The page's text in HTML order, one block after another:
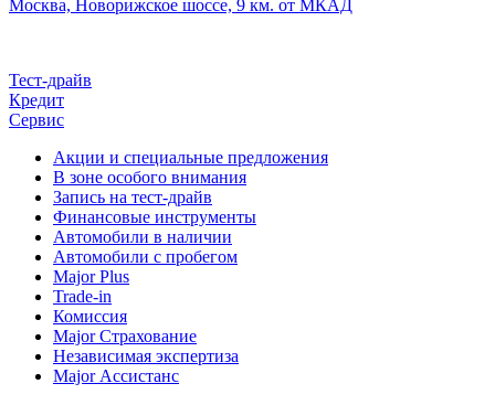
Москва, Новорижское шоссе, 9 км. от МКАД
Тест-драйв
Кредит
Сервис
Акции и специальные предложения
В зоне особого внимания
Запись на тест-драйв
Финансовые инструменты
Автомобили в наличии
Автомобили с пробегом
Major Plus
Trade-in
Комиссия
Major Страхование
Независимая экспертиза
Major Ассистанс